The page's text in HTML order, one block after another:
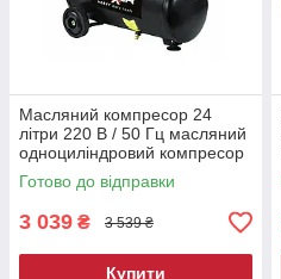
Масляний компресор 24
літри 220 В / 50 Гц масляний
одноциліндровий компресор
Готово до відправки
3 039 ₴ 3 539 ₴
Купити